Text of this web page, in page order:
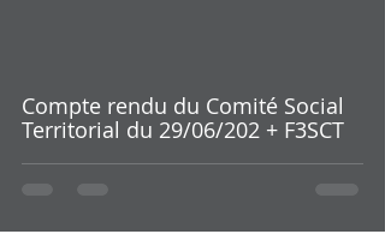
Compte rendu du Comité Social
Territorial du 29/06/202 + F3SCT